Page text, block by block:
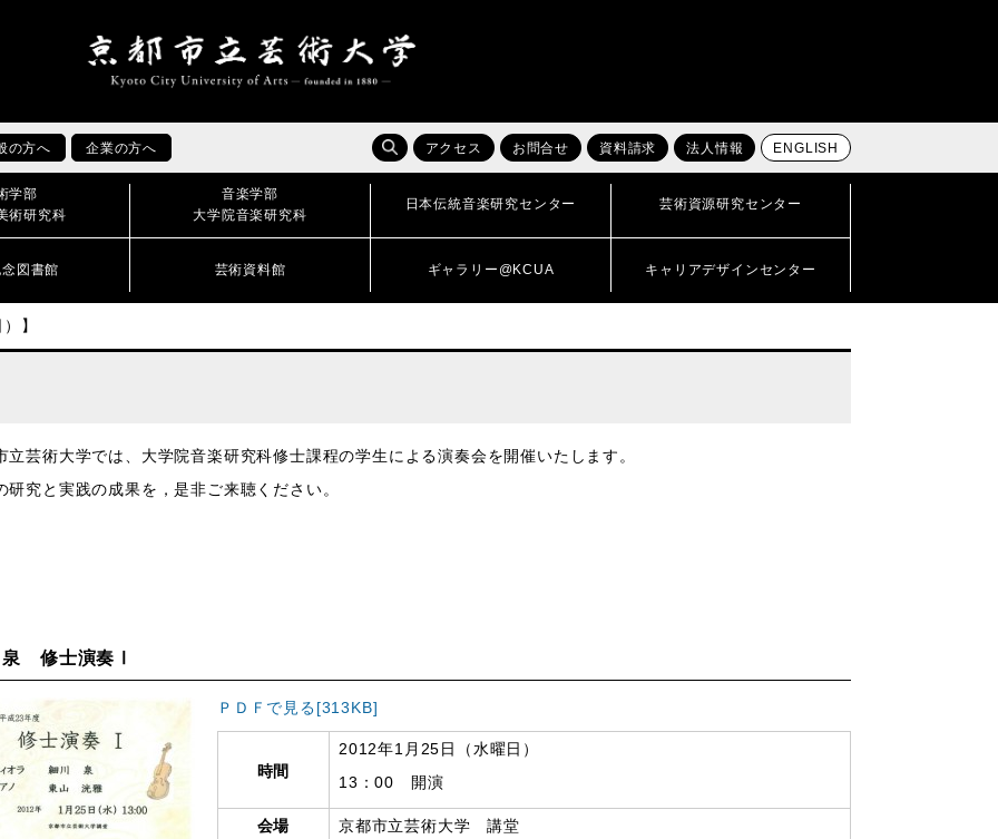
の方へ 企業の方へ アクセス お問合せ 資料請求 法人情報 ENGLISH
学部
術研究科
音楽学部
大学院音楽研究科
日本伝統音楽研究センター 芸術資源研究センター
図書館 芸術資料館 ギャラリー@KCUA キャリアデザインセンター
】
立芸術大学では、大学院音楽研究科修士課程の学生による演奏会を開催いたします。
研究と実践の成果を，是非ご来聴ください。
泉 修士演奏Ⅰ
ＰＤＦで見る[313KB]
時間
2012年1月25日（水曜日）
13：00 開演
会場
京都市立芸術大学 講堂